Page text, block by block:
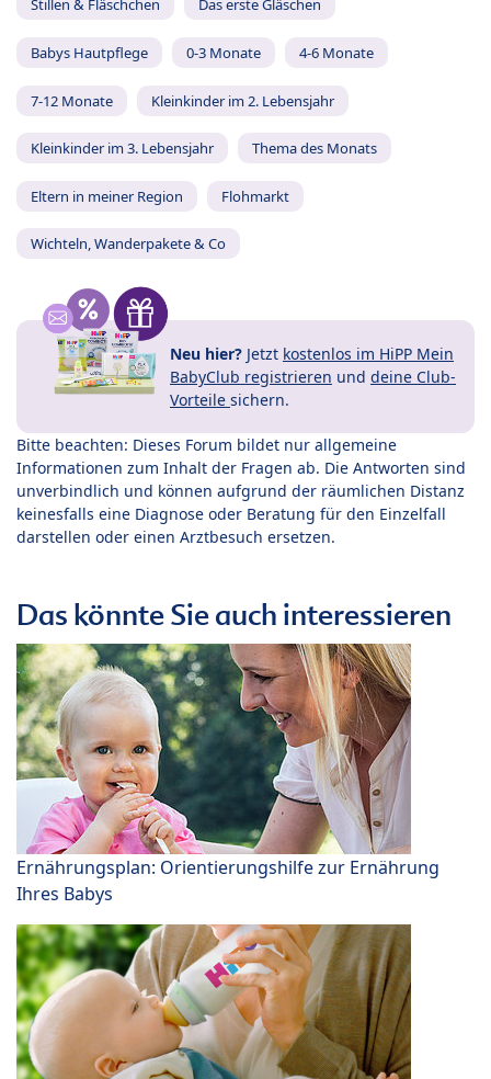
Stillen & Fläschchen Das erste Gläschen
Babys Hautpflege 0-3 Monate 4-6 Monate
7-12 Monate Kleinkinder im 2. Lebensjahr
Kleinkinder im 3. Lebensjahr Thema des Monats
Eltern in meiner Region Flohmarkt
Wichteln, Wanderpakete & Co
Neu hier? Jetzt kostenlos im HiPP Mein
BabyClub registrieren und deine Club-
Vorteile sichern.
Bitte beachten: Dieses Forum bildet nur allgemeine
Informationen zum Inhalt der Fragen ab. Die Antworten sind
unverbindlich und können aufgrund der räumlichen Distanz
keinesfalls eine Diagnose oder Beratung für den Einzelfall
darstellen oder einen Arztbesuch ersetzen.
Das könnte Sie auch interessieren
Ernährungsplan: Orientierungshilfe zur Ernährung
Ihres Babys